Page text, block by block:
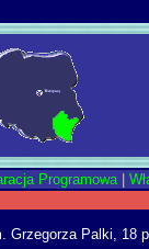
Programowa|
Grzegorza Palki, 18